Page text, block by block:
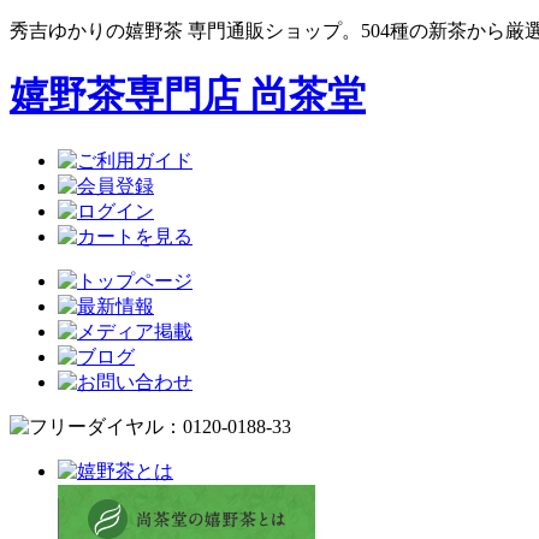
秀吉ゆかりの嬉野茶 専門通販ショップ。504種の新茶から厳
嬉野茶専門店 尚茶堂